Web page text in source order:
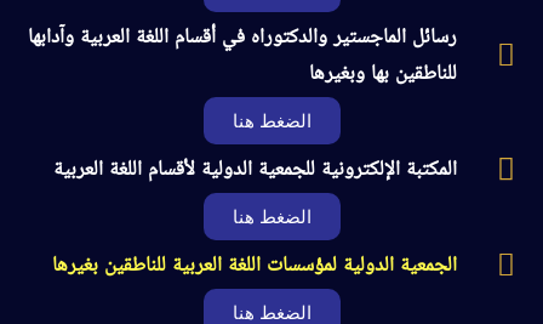
رسائل الماجستير والدكتوراه في أقسام اللغة العربية وآدابها
للناطقين بها وبغيرها
الضغط هنا
المكتبة الإلكترونية للجمعية الدولية لأقسام اللغة العربية
الضغط هنا
الجمعية الدولية لمؤسسات اللغة العربية للناطقين بغيرها
الضغط هنا